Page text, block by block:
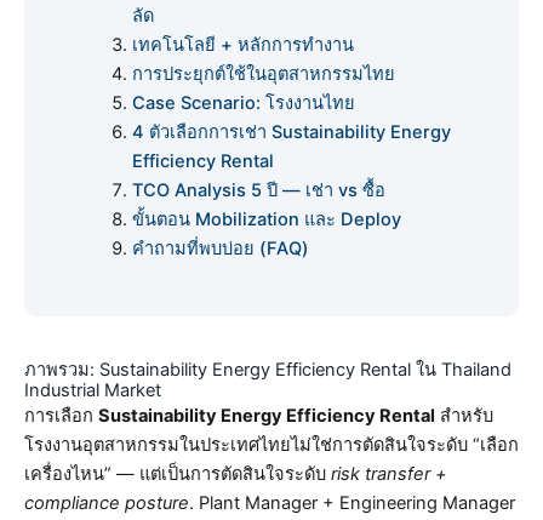
ลัด
เทคโนโลยี + หลักการทำงาน
การประยุกต์ใช้ในอุตสาหกรรมไทย
Case Scenario: โรงงานไทย
4 ตัวเลือกการเช่า Sustainability Energy
Efficiency Rental
TCO Analysis 5 ปี — เช่า vs ซื้อ
ขั้นตอน Mobilization และ Deploy
คำถามที่พบบ่อย (FAQ)
ภาพรวม: Sustainability Energy Efficiency Rental ใน Thailand
Industrial Market
การเลือก Sustainability Energy Efficiency Rental สำหรับ
โรงงานอุตสาหกรรมในประเทศไทยไม่ใช่การตัดสินใจระดับ “เลือก
เครื่องไหน” — แต่เป็นการตัดสินใจระดับ risk transfer +
compliance posture. Plant Manager + Engineering Manager